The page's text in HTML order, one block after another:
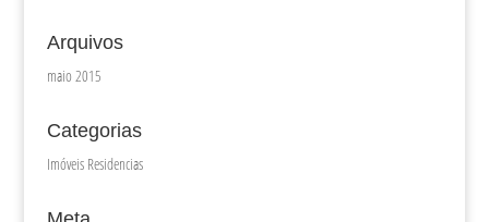
Arquivos
maio 2015
Categorias
Imóveis Residencias